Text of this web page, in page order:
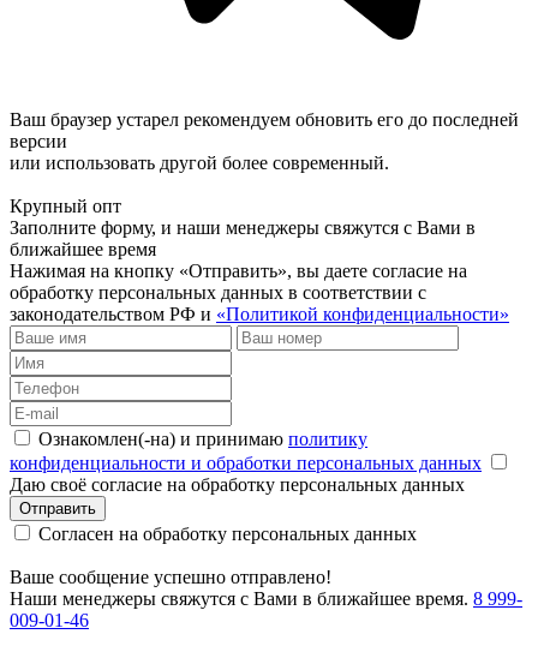
Ваш браузер устарел рекомендуем обновить его до последней
версии
или использовать другой более современный.
Крупный опт
Заполните форму, и наши менеджеры свяжутся с Вами в
ближайшее время
Нажимая на кнопку «Отправить», вы даете согласие на
обработку персональных данных в соответствии с
законодательством РФ и «Политикой конфиденциальности»
Ознакомлен(-на) и принимаю политику
конфиденциальности и обработки персональных данных
Даю своё согласие на обработку персональных данных
Отправить
Согласен на обработку персональных данных
Ваше сообщение успешно отправлено!
Наши менеджеры свяжутся с Вами в ближайшее время. 8 999-
009-01-46